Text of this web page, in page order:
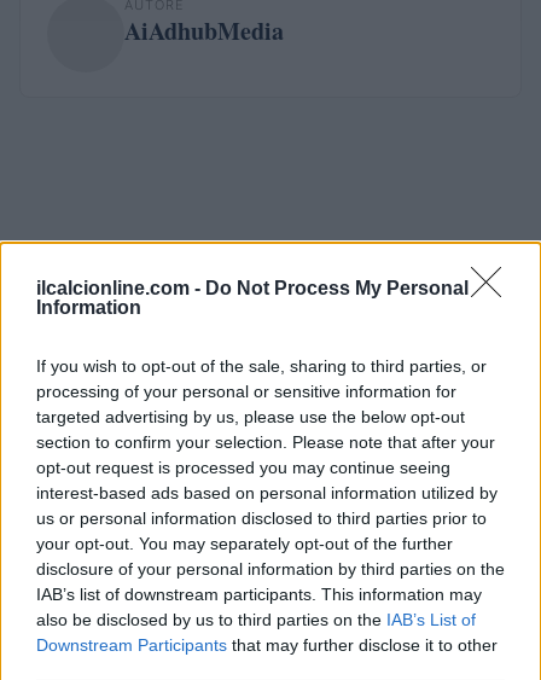
ilcalcionline.com - Do Not Process My Personal
Information
If you wish to opt-out of the sale, sharing to third parties, or
processing of your personal or sensitive information for
targeted advertising by us, please use the below opt-out
section to confirm your selection. Please note that after your
opt-out request is processed you may continue seeing
interest-based ads based on personal information utilized by
us or personal information disclosed to third parties prior to
your opt-out. You may separately opt-out of the further
disclosure of your personal information by third parties on the
IAB’s list of downstream participants. This information may
also be disclosed by us to third parties on the IAB’s List of
Downstream Participants that may further disclose it to other
AUTORE
AiAdhubMedia
Continua a leggere